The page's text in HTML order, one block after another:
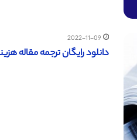
2022-11-09
دانلود رایگان ترجمه مقاله